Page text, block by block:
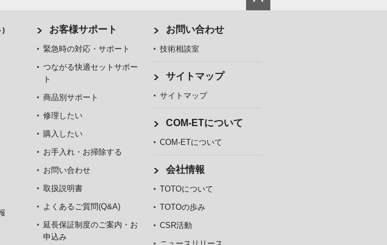
) お客様サポート
緊急時の対応・サポート
つながる快適セットサポー
ト
商品別サポート
修理したい
購入したい
お手入れ・お掃除する
お問い合わせ
取扱説明書
よくあるご質問(Q&A)
延長保証制度のご案内・お
申込み
お問い合わせ
技術相談室
サイトマップ
サイトマップ
COM-ETについて
COM-ETについて
会社情報
TOTOについて
TOTOの歩み
CSR活動